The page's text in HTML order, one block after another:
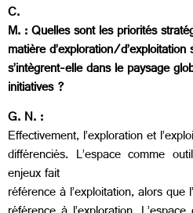
C.
M. : Quelles sont les priorités
matière d’exploration/
s’intègrent-elle dans le paysage
initiatives ?
G. N. :
Effectivement, l’exploration et
différenciés. L’espace comme
enjeux fait
référence à l’exploitation, alors